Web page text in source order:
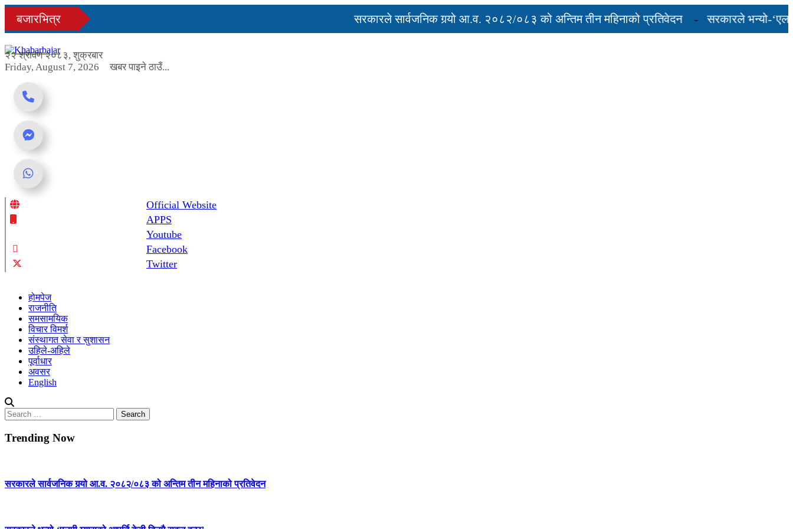
Skip
content
बजारभित्र सरकारले सार्वजनिक गर्‍यो आ.व. २०८२/०८३ को अन्तिम तीन महिनाको प्रतिवेदन
सरकारले भन्यो-‘एलपी
२२ श्रावण २०८३, शुक्रबार
Friday, August 7, 2026
खबर पाइने ठाउँ...
Online News Portal
Official Website
APPS
Youtube
Facebook
Twitter
होमपेज
राजनीति
समसामयिक
विचार विमर्श
संस्थागत सेवा र सुशासन
उहिले-अहिले
पूर्वाधार
अवसर
English
Search
for:
Trending Now
सरकारले सार्वजनिक गर्‍यो आ.व. २०८२/०८३ को अन्तिम तीन महिनाको प्रतिवेदन